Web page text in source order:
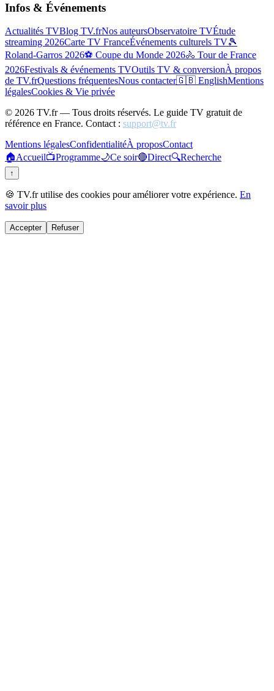
Infos & Événements
Actualités TVBlog TV.frNos auteursObservatoire TVÉtude
streaming 2026Carte TV FranceÉvénements culturels TV🎾
Roland-Garros 2026⚽ Coupe du Monde 2026🚴 Tour de France
2026Festivals & événements TVOutils TV & conversionÀ propos
de TV.frQuestions fréquentesNous contacter🇬🇧 EnglishMentions
légalesCookies & Vie privée
© 2026 TV.fr — Tous droits réservés. Le guide TV gratuit de
référence en France. Contact : support@tv.fr
Mentions légalesConfidentialitéÀ proposContact
🏠Accueil📺Programme🌙Ce soir🔴Direct🔍Recherche
↑
🍪 TV.fr utilise des cookies pour améliorer votre expérience. En
savoir plus
Accepter Refuser